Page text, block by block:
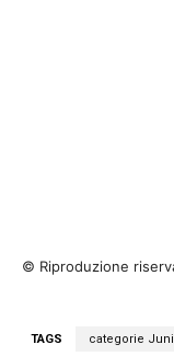
© Riproduzione
TAGS categorie